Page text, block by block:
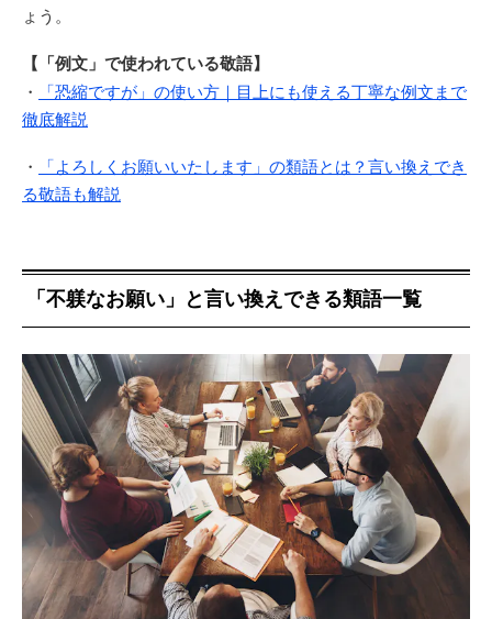
ょう。
【「例文」で使われている敬語】
・
「恐縮ですが」の使い方｜目上にも使える丁寧な例文まで
徹底解説
・
「よろしくお願いいたします」の類語とは？言い換えでき
る敬語も解説
「不躾なお願い」と言い換えできる類語一覧